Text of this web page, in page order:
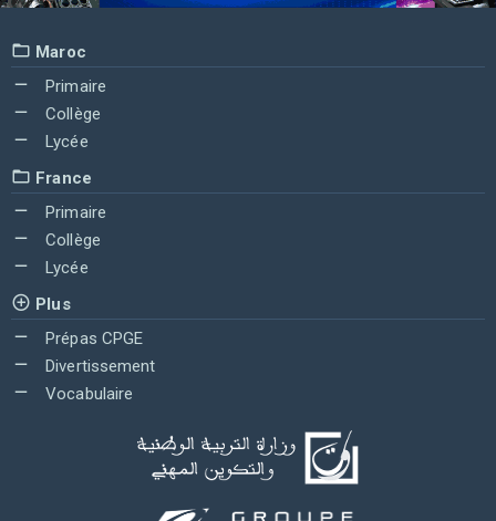
Maroc
Primaire
Collège
Lycée
France
Primaire
Collège
Lycée
Plus
Prépas CPGE
Divertissement
Vocabulaire